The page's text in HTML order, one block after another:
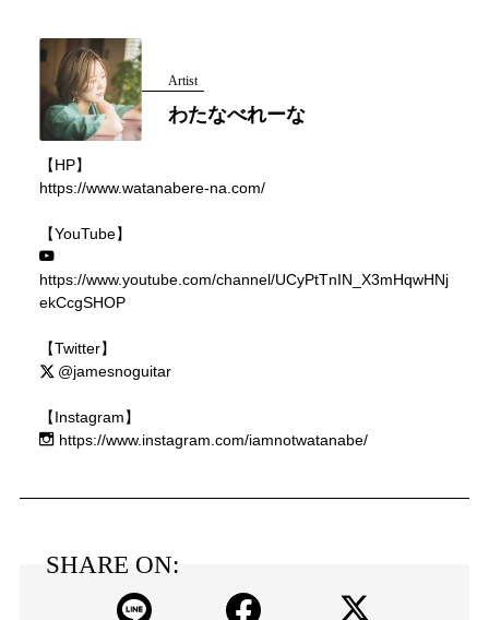
Artist
わたなべれーな
【HP】
https://www.watanabere-na.com/
【YouTube】
https://www.youtube.com/channel/UCyPtTnIN_X3mHqwHNj
ekCcgSHOP
【Twitter】
@jamesnoguitar
【Instagram】
https://www.instagram.com/iamnotwatanabe/
SHARE ON: